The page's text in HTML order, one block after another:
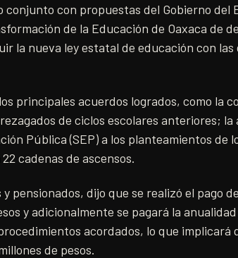
conjunto con propuestas del Gobierno del
de la Educación de Oaxaca de
la nueva ley estatal de educación con las
principales acuerdos logrados, como la
de ciclos escolares anteriores; la
Pública (SEP) a los planteamientos de
cadenas de ascensos.
pensionados, dijo que se realizó el pago
y adicionalmente se pagará la
acordados, lo que implicará
de pesos.